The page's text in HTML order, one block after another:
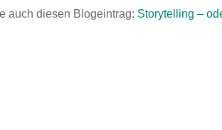
auch diesen Blogeintrag: Storytelling –